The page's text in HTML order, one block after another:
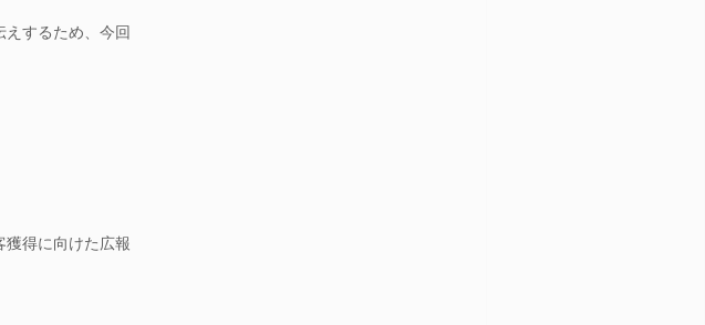
えするため、今回
獲得に向けた広報